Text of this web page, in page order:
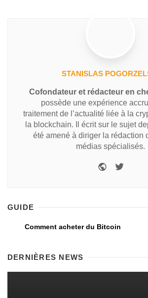
STANISLAS
Cofondateur et rédacteur en
possède une expérience
traitement de l’actualité liée à la
la blockchain. Il écrit sur le sujet
été amené à diriger la rédaction
médias spécialisés.
GUIDE
Comment acheter du Bitcoin
DERNIÈRES NEWS